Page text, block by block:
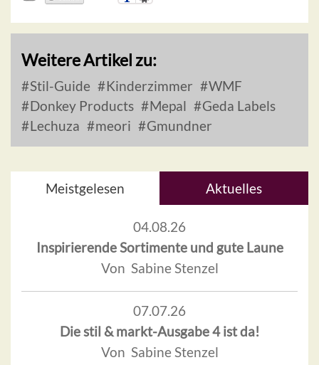
Weitere Artikel zu:
Stil-Guide Kinderzimmer
WMF
Donkey Products
Mepal
Geda Labels
Lechuza
meori Gmundner
Meistgelesen Aktuelles
04.08.26
Inspirierende Sortimente und gute Laune
Von Sabine Stenzel
07.07.26
Die stil & markt-Ausgabe 4 ist da!
Von Sabine Stenzel